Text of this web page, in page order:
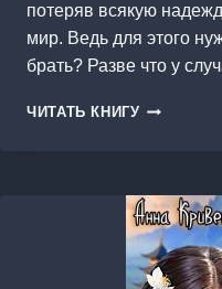
потеряв всякую
мир. Ведь для этого
брать? Разве что у
ЧИТАТЬ КНИГУ ПУТЬ